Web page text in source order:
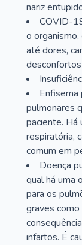
nariz
COVID-
o
até dores,
Enfisema
pulmonares
paciente. Há
respiratória,
comum em
Doença
qual há uma
para os
graves
infartos. É